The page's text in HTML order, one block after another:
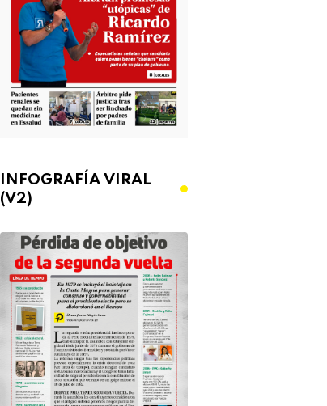
INFOGRAFÍA VIRAL
(V2)